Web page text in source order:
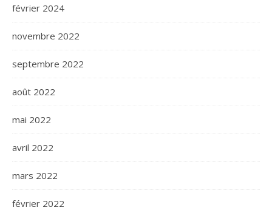
février 2024
novembre 2022
septembre 2022
août 2022
mai 2022
avril 2022
mars 2022
février 2022